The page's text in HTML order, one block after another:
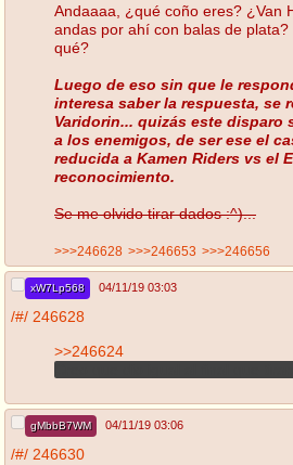
Andaaaa, ¿qué coño eres? ¿Van
andas por ahí con balas de
qué?
Luego de eso sin que le
interesa saber la respuesta, se
Varidorin... quizás este disparo
a los enemigos, de ser ese el
reducida a Kamen Riders vs el
reconocimiento.
Se me olvido tirar dados :^)...
>>>246628 >>>246653 >>>246656
xW7Lp568 04/11/19 03:03
/#/ 246628
>>246624
gMbbB7WM 04/11/19 03:06
/#/ 246630